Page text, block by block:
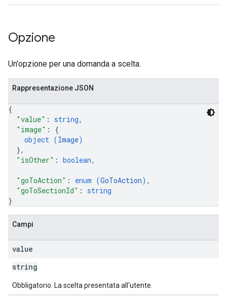
Opzione
Un'opzione per una domanda a scelta.
Rappresentazione JSON
{
"value" : string,
"image" : {
object (Image)
},
"isOther" : boolean,
"goToAction" : enum (GoToAction) ,
"goToSectionId" : string
}
Campi
value
string
Obbligatorio. La scelta presentata all'utente.